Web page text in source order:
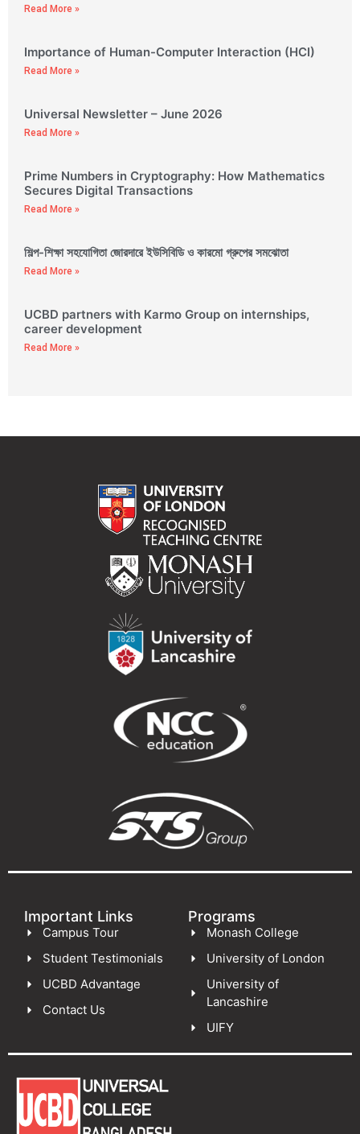
Read More »
Importance of Human-Computer Interaction (HCI)
Read More »
Universal Newsletter – June 2026
Read More »
Prime Numbers in Cryptography: How Mathematics
Secures Digital Transactions
Read More »
শিল্প-শিক্ষা সহযোগিতা জোরদারে ইউসিবিডি ও কারমো গ্রুপের সমঝোতা
Read More »
UCBD partners with Karmo Group on internships,
career development
Read More »
Important Links
Campus Tour
Student Testimonials
UCBD Advantage
Contact Us
Programs
Monash College
University of London
University of
Lancashire
UIFY